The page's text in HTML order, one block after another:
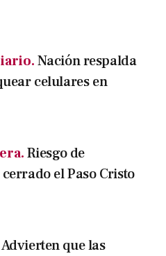
Nación respalda
celulares en
Riesgo de
el Paso Cristo
Advierten que las